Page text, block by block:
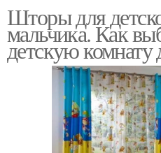
Шторы для
мальчика. Как
детскую комнату